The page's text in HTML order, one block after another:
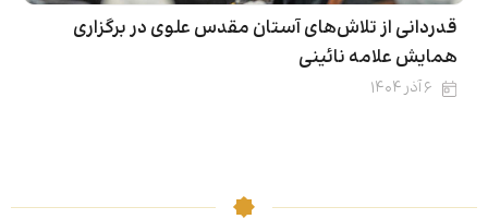
قدردانی از تلاش‌های آستان مقدس علوی در برگزاری
همایش علامه نائینی
۶ آذر ۱۴۰۴